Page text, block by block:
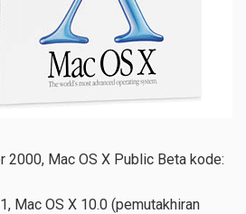
2000, Mac OS X Public Beta kode:
Mac OS X 10.0 (pemutakhiran